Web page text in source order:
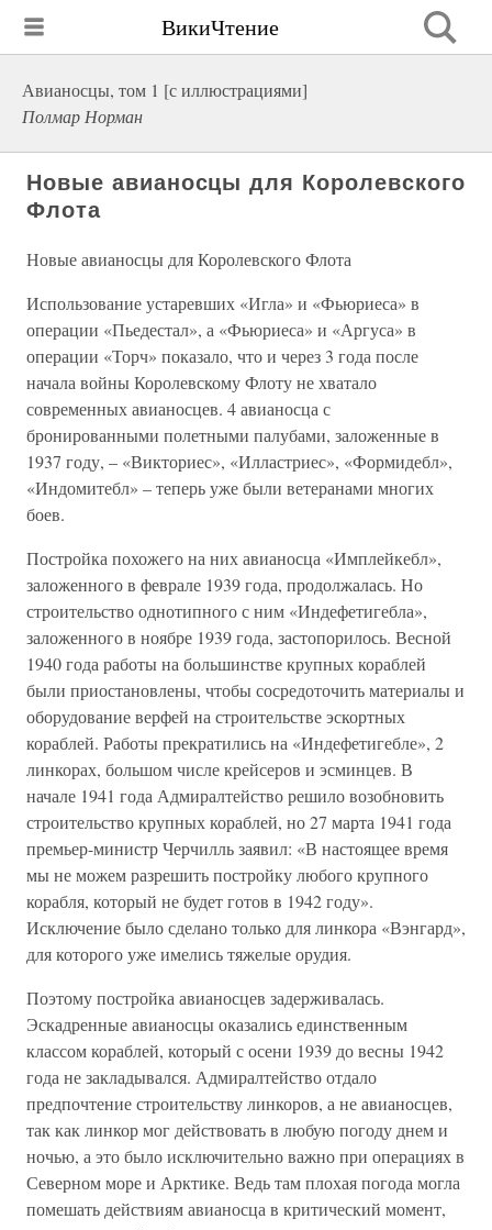
ВикиЧтение
Авианосцы, том 1 [с иллюстрациями]
Полмар Норман
Новые авианосцы для Королевского
Флота
Новые авианосцы для Королевского Флота
Использование устаревших «Игла» и «Фьюриеса» в
операции «Пьедестал», а «Фьюриеса» и «Аргуса» в
операции «Торч» показало, что и через 3 года после
начала войны Королевскому Флоту не хватало
современных авианосцев. 4 авианосца с
бронированными полетными палубами, заложенные в
1937 году, – «Викториес», «Илластриес», «Формидебл»,
«Индомитебл» – теперь уже были ветеранами многих
боев.
Постройка похожего на них авианосца «Имплейкебл»,
заложенного в феврале 1939 года, продолжалась. Но
строительство однотипного с ним «Индефетигебла»,
заложенного в ноябре 1939 года, застопорилось. Весной
1940 года работы на большинстве крупных кораблей
были приостановлены, чтобы сосредоточить материалы и
оборудование верфей на строительстве эскортных
кораблей. Работы прекратились на «Индефетигебле», 2
линкорах, большом числе крейсеров и эсминцев. В
начале 1941 года Адмиралтейство решило возобновить
строительство крупных кораблей, но 27 марта 1941 года
премьер-министр Черчилль заявил: «В настоящее время
мы не можем разрешить постройку любого крупного
корабля, который не будет готов в 1942 году».
Исключение было сделано только для линкора «Вэнгард»,
для которого уже имелись тяжелые орудия.
Поэтому постройка авианосцев задерживалась.
Эскадренные авианосцы оказались единственным
классом кораблей, который с осени 1939 до весны 1942
года не закладывался. Адмиралтейство отдало
предпочтение строительству линкоров, а не авианосцев,
так как линкор мог действовать в любую погоду днем и
ночью, а это было исключительно важно при операциях в
Северном море и Арктике. Ведь там плохая погода могла
помешать действиям авианосца в критический момент,